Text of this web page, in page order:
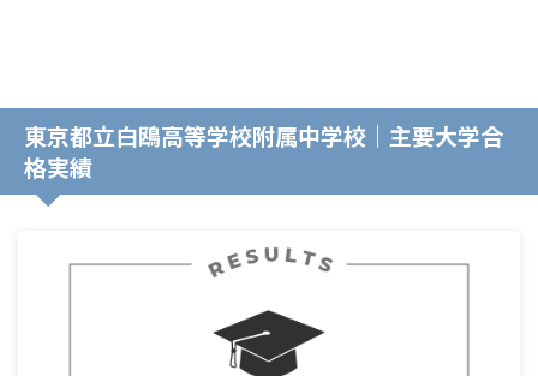
東京都立白鴎高等学校附属中学校｜主要大学合
格実績